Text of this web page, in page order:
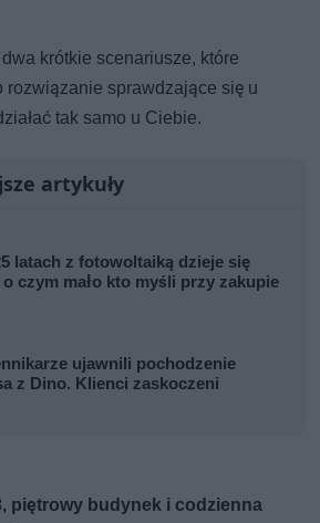
krótkie scenariusze, które
sprawdzające się u
tak samo u Ciebie.
artykuły
latach z fotowoltaiką dzieje się
o czym mało kto myśli przy zakupie
ujawnili pochodzenie
z Dino. Klienci zaskoczeni
piętrowy budynek i codzienna